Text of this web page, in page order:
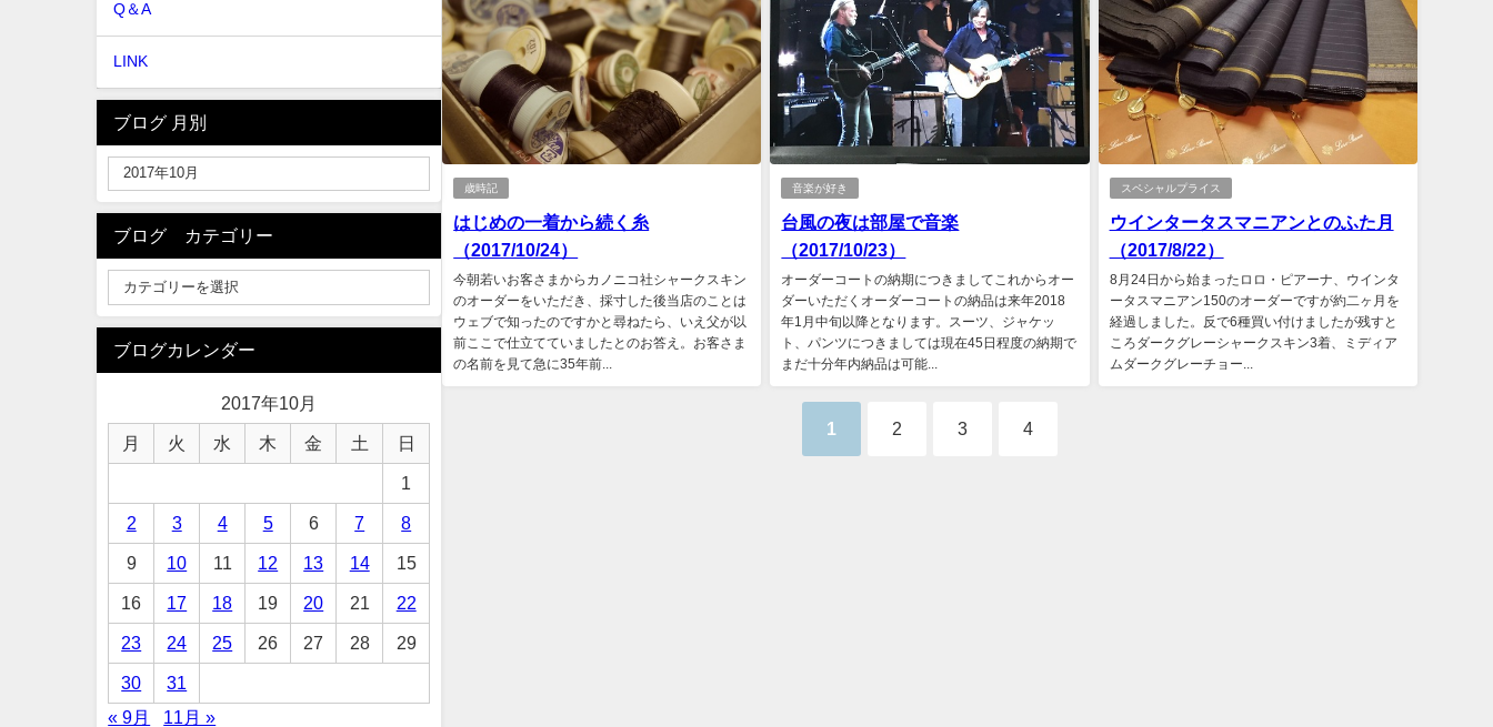
歳時記
はじめの一着から続く糸
（2017/10/24）
今朝若いお客さまからカノニコ社シャークスキン
のオーダーをいただき、採寸した後当店のことは
ウェブで知ったのですかと尋ねたら、いえ父が以
前ここで仕立てていましたとのお答え。お客さま
の名前を見て急に35年前...
音楽が好き
台風の夜は部屋で音楽
（2017/10/23）
オーダーコートの納期につきましてこれからオー
ダーいただくオーダーコートの納品は来年2018
年1月中旬以降となります。スーツ、ジャケッ
ト、パンツにつきましては現在45日程度の納期で
まだ十分年内納品は可能...
スペシャルプライス
ウインタータスマニアンとのふた月
（2017/8/22）
8月24日から始まったロロ・ピアーナ、ウインタ
ータスマニアン150のオーダーですが約二ヶ月を
経過しました。反で6種買い付けましたが残すと
ころダークグレーシャークスキン3着、ミディア
ムダークグレーチョー...
1 2 3 4
Q＆A
LINK
ブログ 月別
ブログ カテゴリー
ブログカレンダー
2017年10月
月 火 水 木 金 土 日
1
2 3 4 5 6 7 8
9 10 11 12 13 14 15
16 17 18 19 20 21 22
23 24 25 26 27 28 29
30
31
« 9月
11月 »